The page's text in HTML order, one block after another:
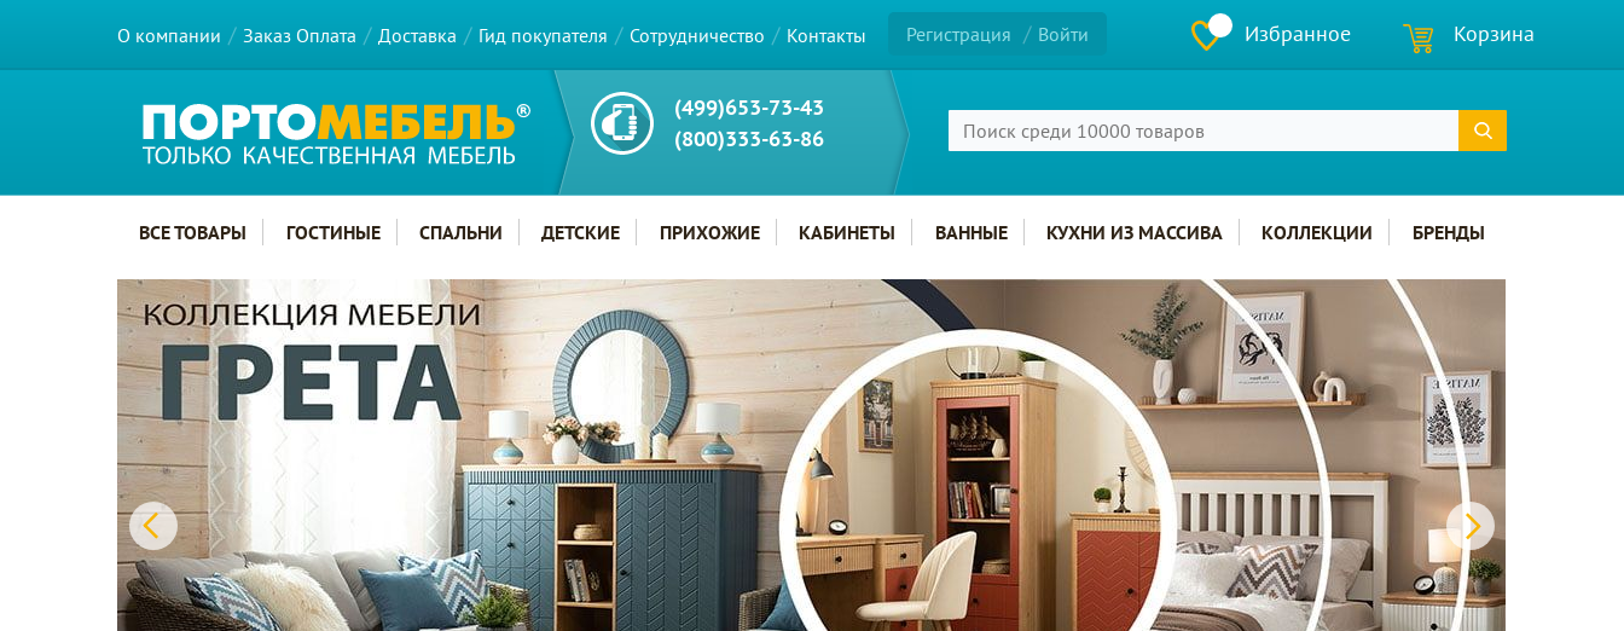
О компании Заказ Оплата Доставка Гид покупателя Сотрудничество Контакты Регистрация Войти Избранное Корзина
(499)653-73-43
(800)333-63-86
Главное меню сайта
ВСЕ ТОВАРЫ ГОСТИНЫЕ СПАЛЬНИ ДЕТСКИЕ ПРИХОЖИЕ КАБИНЕТЫ ВАННЫЕ КУХНИ ИЗ МАССИВА КОЛЛЕКЦИИ БРЕНДЫ